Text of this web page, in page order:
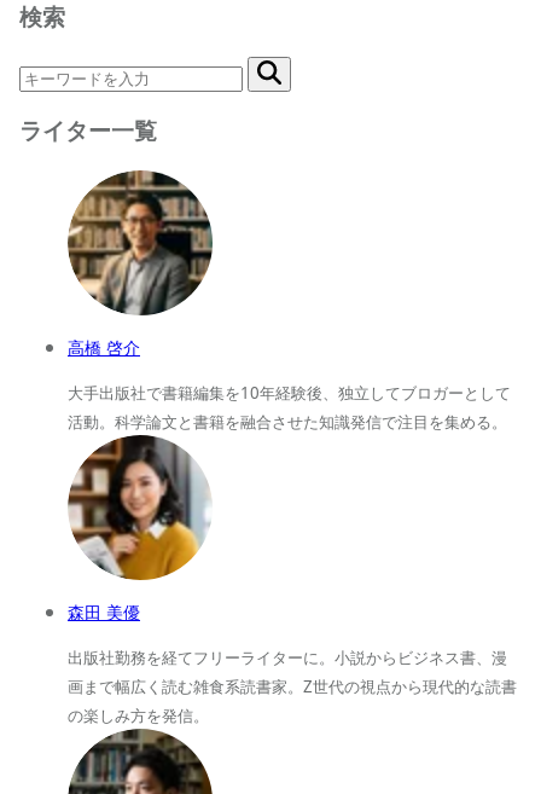
検索
ライター一覧
高橋 啓介
大手出版社で書籍編集を10年経験後、独立してブロガーとして
活動。科学論文と書籍を融合させた知識発信で注目を集める。
森田 美優
出版社勤務を経てフリーライターに。小説からビジネス書、漫
画まで幅広く読む雑食系読書家。Z世代の視点から現代的な読書
の楽しみ方を発信。